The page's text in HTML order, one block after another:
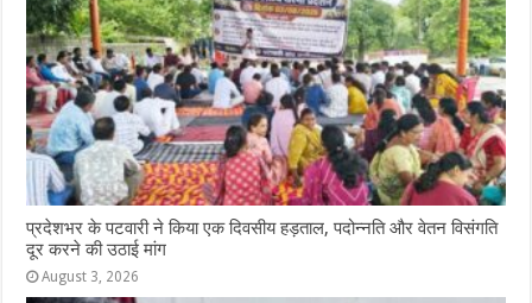
प्रदेशभर के पटवारी ने किया एक दिवसीय हड़ताल, पदोन्नति और वेतन विसंगति
दूर करने की उठाई मांग
August 3, 2026